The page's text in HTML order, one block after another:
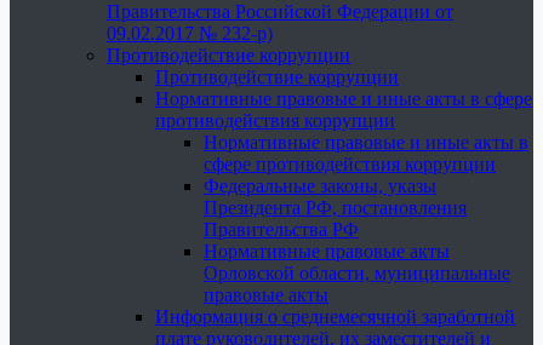
Правительства Российской Федерации от
09.02.2017 № 232-р)
Противодействие коррупции
Противодействие коррупции
Нормативные правовые и иные акты в сфере
противодействия коррупции
Нормативные правовые и иные акты в
сфере противодействия коррупции
Федеральные законы, указы
Президента РФ, постановления
Правительства РФ
Нормативные правовые акты
Орловской области, муниципальные
правовые акты
Информация о среднемесячной заработной
плате руководителей, их заместителей и